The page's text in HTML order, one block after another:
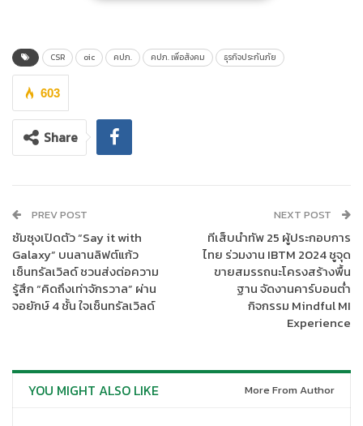
สำหรับการลงพื้นที่ในครั้งนี้นับเป็นครั้งที่ 2 ต่อจากการลงพื้นที่“คปภ.
และในการลงพื้นที่ครั้งนี้เพื่อนำเสนอสภาพความเป็นอยู่ของคนในกลุ่ม
ผู้เปราะบางทางการเงิน ความเสี่ยงภัย และการบริหารความเสี่ยงด้วย
CSR oic คปภ. คปภ. เพื่อสังคม ธุรกิจประกันภัย
603
Share
PREV POST
ซัมซุงเปิดตัว “Say it with
Galaxy” บนลานลิฟต์แก้ว
เซ็นทรัลเวิลด์ ชวนส่งต่อความ
รู้สึก “คิดถึงเท่าจักรวาล” ผ่าน
จอยักษ์ 4 ชั้น ใจเซ็นทรัลเวิลด์
NEXT POST
ทีเส็บนำทัพ 25 ผู้ประกอบการ
ไทย ร่วมงาน IBTM 2024 ชูจุด
ขายสมรรถนะโครงสร้างพื้น
ฐาน จัดงานคาร์บอนต่ำ
กิจกรรม Mindful MI
Experience
YOU MIGHT ALSO LIKE More From Author